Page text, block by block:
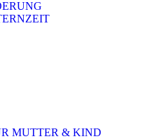
MUTTER & KIND